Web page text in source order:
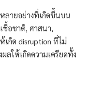
ลายอย่างที่เกิดขึ้นบน
ชื้อชาติ, ศาสนา,
เกิด disruption ที่ไม่
ลให้เกิดความเครียดทั้ง